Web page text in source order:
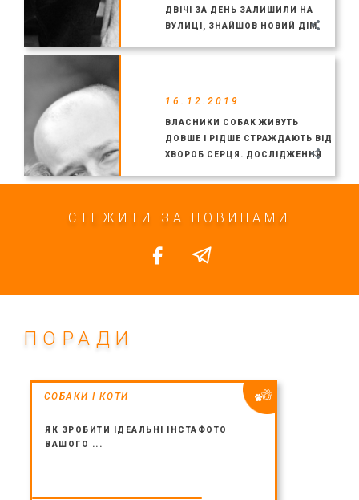
ДВІЧІ ЗА ДЕНЬ ЗАЛИШИЛИ НА
ВУЛИЦІ, ЗНАЙШОВ НОВИЙ ДІМ
16.12.2019
ВЛАСНИКИ СОБАК ЖИВУТЬ
ДОВШЕ І РІДШЕ СТРАЖДАЮТЬ ВІД
ХВОРОБ СЕРЦЯ. ДОСЛІДЖЕННЯ
СТЕЖИТИ ЗА НОВИНАМИ
ПОРАДИ
СОБАКИ І КОТИ
ЯК ЗРОБИТИ ІДЕАЛЬНІ ІНСТАФОТО
ВАШОГО ...